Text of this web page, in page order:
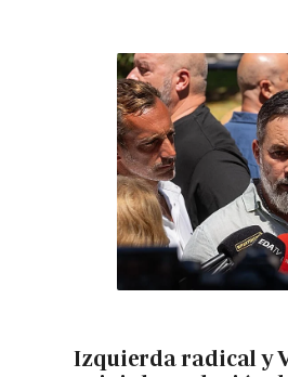
Izquierda radical y